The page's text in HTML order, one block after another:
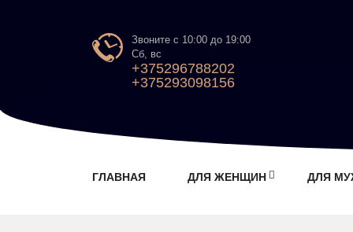
Звоните с 10:00 до 19:00
Сб, вс
+375296788202
+375293098156
ГЛАВНАЯ ДЛЯ ЖЕНЩИН ДЛЯ